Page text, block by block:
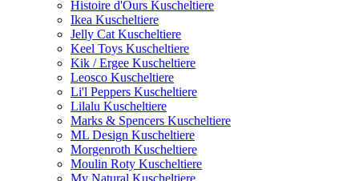
Histoire d'Ours Kuscheltiere
Ikea Kuscheltiere
Jelly Cat Kuscheltiere
Keel Toys Kuscheltiere
Kik / Ergee Kuscheltiere
Leosco Kuscheltiere
Li'l Peppers Kuscheltiere
Lilalu Kuscheltiere
Marks & Spencers Kuscheltiere
ML Design Kuscheltiere
Morgenroth Kuscheltiere
Moulin Roty Kuscheltiere
My Natural Kuscheltiere